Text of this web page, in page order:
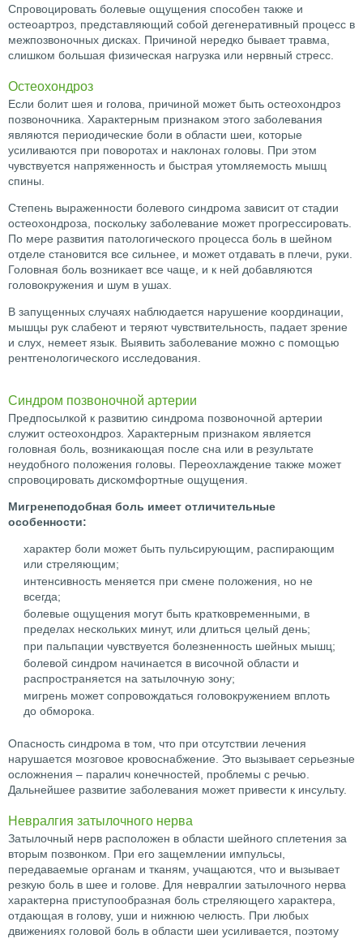
Спровоцировать болевые ощущения способен также и
остеоартроз, представляющий собой дегенеративный процесс в
межпозвоночных дисках. Причиной нередко бывает травма,
слишком большая физическая нагрузка или нервный стресс.
Остеохондроз
Если болит шея и голова, причиной может быть остеохондроз
позвоночника. Характерным признаком этого заболевания
являются периодические боли в области шеи, которые
усиливаются при поворотах и наклонах головы. При этом
чувствуется напряженность и быстрая утомляемость мышц
спины.
Степень выраженности болевого синдрома зависит от стадии
остеохондроза, поскольку заболевание может прогрессировать.
По мере развития патологического процесса боль в шейном
отделе становится все сильнее, и может отдавать в плечи, руки.
Головная боль возникает все чаще, и к ней добавляются
головокружения и шум в ушах.
В запущенных случаях наблюдается нарушение координации,
мышцы рук слабеют и теряют чувствительность, падает зрение
и слух, немеет язык. Выявить заболевание можно с помощью
рентгенологического исследования.
Синдром позвоночной артерии
Предпосылкой к развитию синдрома позвоночной артерии
служит остеохондроз. Характерным признаком является
головная боль, возникающая после сна или в результате
неудобного положения головы. Переохлаждение также может
спровоцировать дискомфортные ощущения.
Мигренеподобная боль имеет отличительные
особенности:
характер боли может быть пульсирующим, распирающим
или стреляющим;
интенсивность меняется при смене положения, но не
всегда;
болевые ощущения могут быть кратковременными, в
пределах нескольких минут, или длиться целый день;
при пальпации чувствуется болезненность шейных мышц;
болевой синдром начинается в височной области и
распространяется на затылочную зону;
мигрень может сопровождаться головокружением вплоть
до обморока.
Опасность синдрома в том, что при отсутствии лечения
нарушается мозговое кровоснабжение. Это вызывает серьезные
осложнения – паралич конечностей, проблемы с речью.
Дальнейшее развитие заболевания может привести к инсульту.
Невралгия затылочного нерва
Затылочный нерв расположен в области шейного сплетения за
вторым позвонком. При его защемлении импульсы,
передаваемые органам и тканям, учащаются, что и вызывает
резкую боль в шее и голове. Для невралгии затылочного нерва
характерна приступообразная боль стреляющего характера,
отдающая в голову, уши и нижнюю челюсть. При любых
движениях головой боль в области шеи усиливается, поэтому